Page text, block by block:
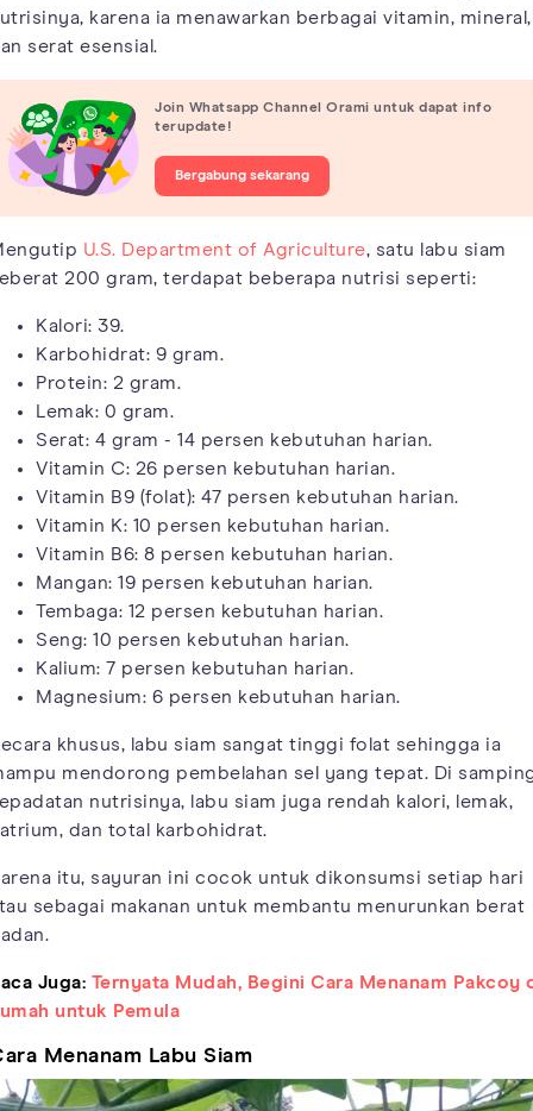
karena ia menawarkan berbagai vitamin, mineral,
serat esensial.
Join Whatsapp Channel Orami untuk dapat info
terupdate!
Bergabung sekarang
U.S. Department of Agriculture, satu labu siam
200 gram, terdapat beberapa nutrisi seperti:
Kalori: 39.
Karbohidrat: 9 gram.
Protein: 2 gram.
Lemak: 0 gram.
Serat: 4 gram - 14 persen kebutuhan harian.
Vitamin C: 26 persen kebutuhan harian.
Vitamin B9 (folat): 47 persen kebutuhan harian.
Vitamin K: 10 persen kebutuhan harian.
Vitamin B6: 8 persen kebutuhan harian.
Mangan: 19 persen kebutuhan harian.
Tembaga: 12 persen kebutuhan harian.
Seng: 10 persen kebutuhan harian.
Kalium: 7 persen kebutuhan harian.
Magnesium: 6 persen kebutuhan harian.
khusus, labu siam sangat tinggi folat sehingga ia
mendorong pembelahan sel yang tepat. Di
nutrisinya, labu siam juga rendah kalori, lemak,
dan total karbohidrat.
itu, sayuran ini cocok untuk dikonsumsi setiap hari
sebagai makanan untuk membantu menurunkan berat
Juga: Ternyata Mudah, Begini Cara Menanam Pakcoy
untuk Pemula
Menanam Labu Siam